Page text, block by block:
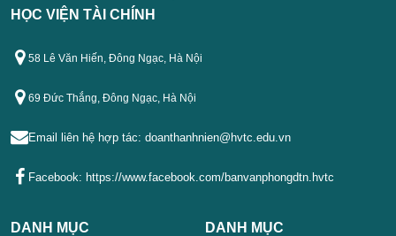
HỌC VIỆN TÀI CHÍNH
58 Lê Văn Hiến, Đông Ngạc, Hà Nội
69 Đức Thắng, Đông Ngạc, Hà Nội
Email liên hệ hợp tác: doanthanhnien@hvtc.edu.vn
Facebook: https://www.facebook.com/banvanphongdtn.hvtc
DANH MỤC DANH MỤC